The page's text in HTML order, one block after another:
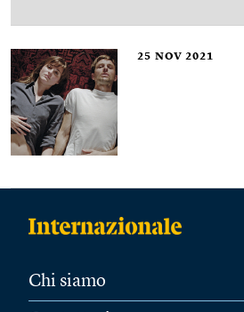
25 NOV 2021
Chi siamo